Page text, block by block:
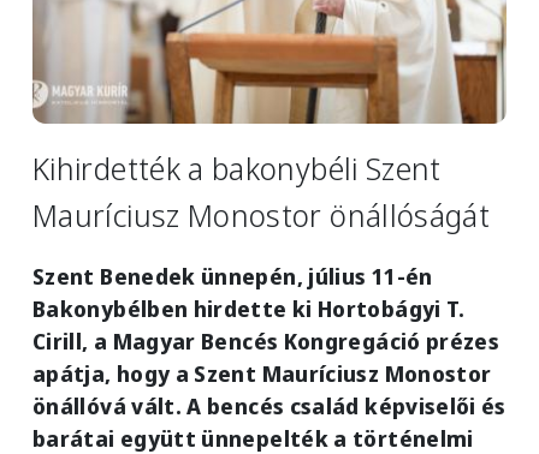
Kihirdették a bakonybéli Szent
Mauríciusz Monostor önállóságát
Szent Benedek ünnepén, július 11-én
Bakonybélben hirdette ki Hortobágyi T.
Cirill, a Magyar Bencés Kongregáció prézes
apátja, hogy a Szent Mauríciusz Monostor
önállóvá vált. A bencés család képviselői és
barátai együtt ünnepelték a történelmi